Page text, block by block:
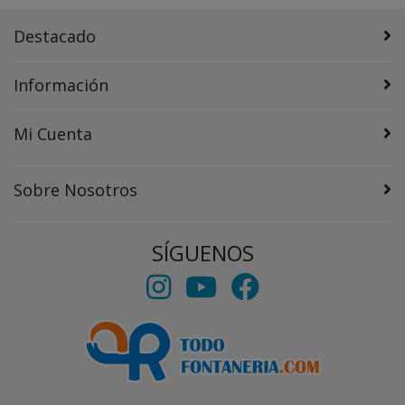
Destacado
Información
Mi Cuenta
Sobre Nosotros
SÍGUENOS